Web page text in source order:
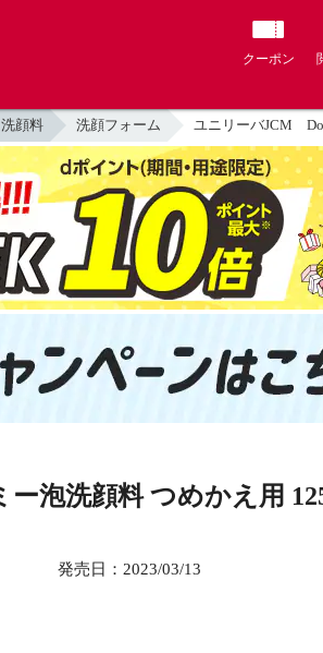
クーポン
洗顔料 洗顔フォーム ユニリーバJCM
泡洗顔料 つめかえ用
発売日： 2023/03/13